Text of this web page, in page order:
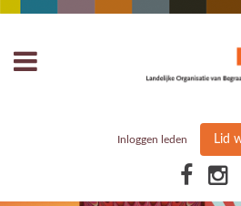
Inloggen leden Lid